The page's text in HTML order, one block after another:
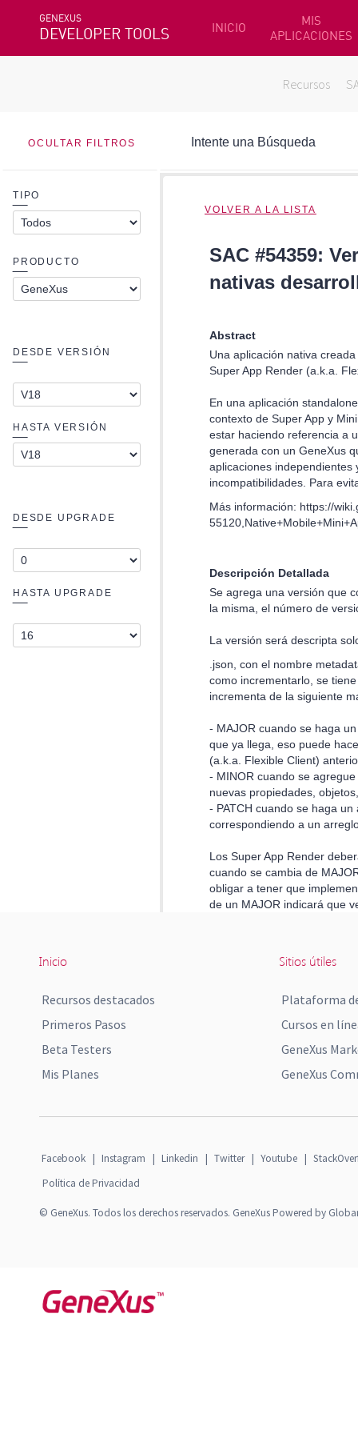
GENEXUS
DEVELOPER TOOLS INICIO
MIS
APLICACIONES
Recursos
Inicio
Recursos destacados
Primeros Pasos
Beta Testers
Mis Planes
Sitios útiles
Plataforma
Cursos en
GeneXus
GeneXus
Facebook | Instagram | Linkedin | Twitter | Youtube |
Política de Privacidad
© GeneXus. Todos los derechos reservados. GeneXus Powered by